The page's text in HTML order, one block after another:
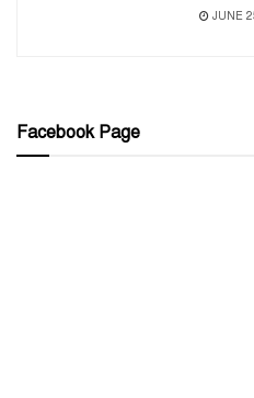
JUNE
Facebook Page